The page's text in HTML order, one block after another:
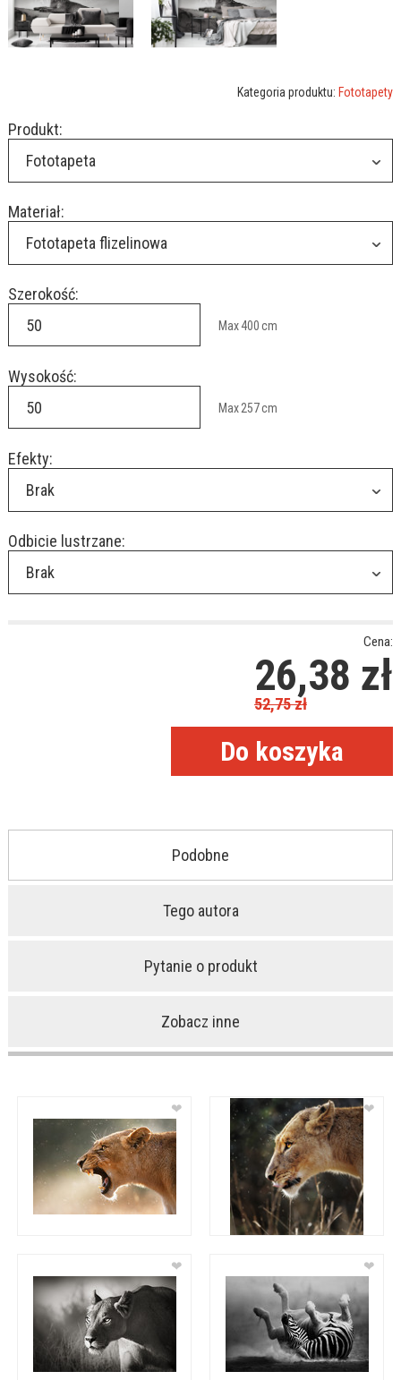
Kategoria produktu: Fototapety
Produkt:
Fototapeta
Materiał:
Fototapeta flizelinowa
Szerokość:
Max400cm
Wysokość:
Max257cm
Efekty:
Brak
Odbicie lustrzane:
Brak
Cena:
26,38 zł
52,75zł
Podobne
Tego autora
Pytanie o produkt
Zobacz inne
❤ ❤
❤ ❤